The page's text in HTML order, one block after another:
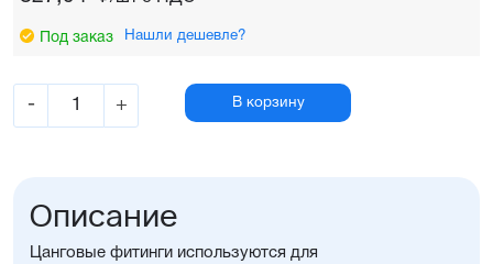
Под заказ Нашли дешевле?
- + В корзину
Описание
Цанговые фитинги используются для